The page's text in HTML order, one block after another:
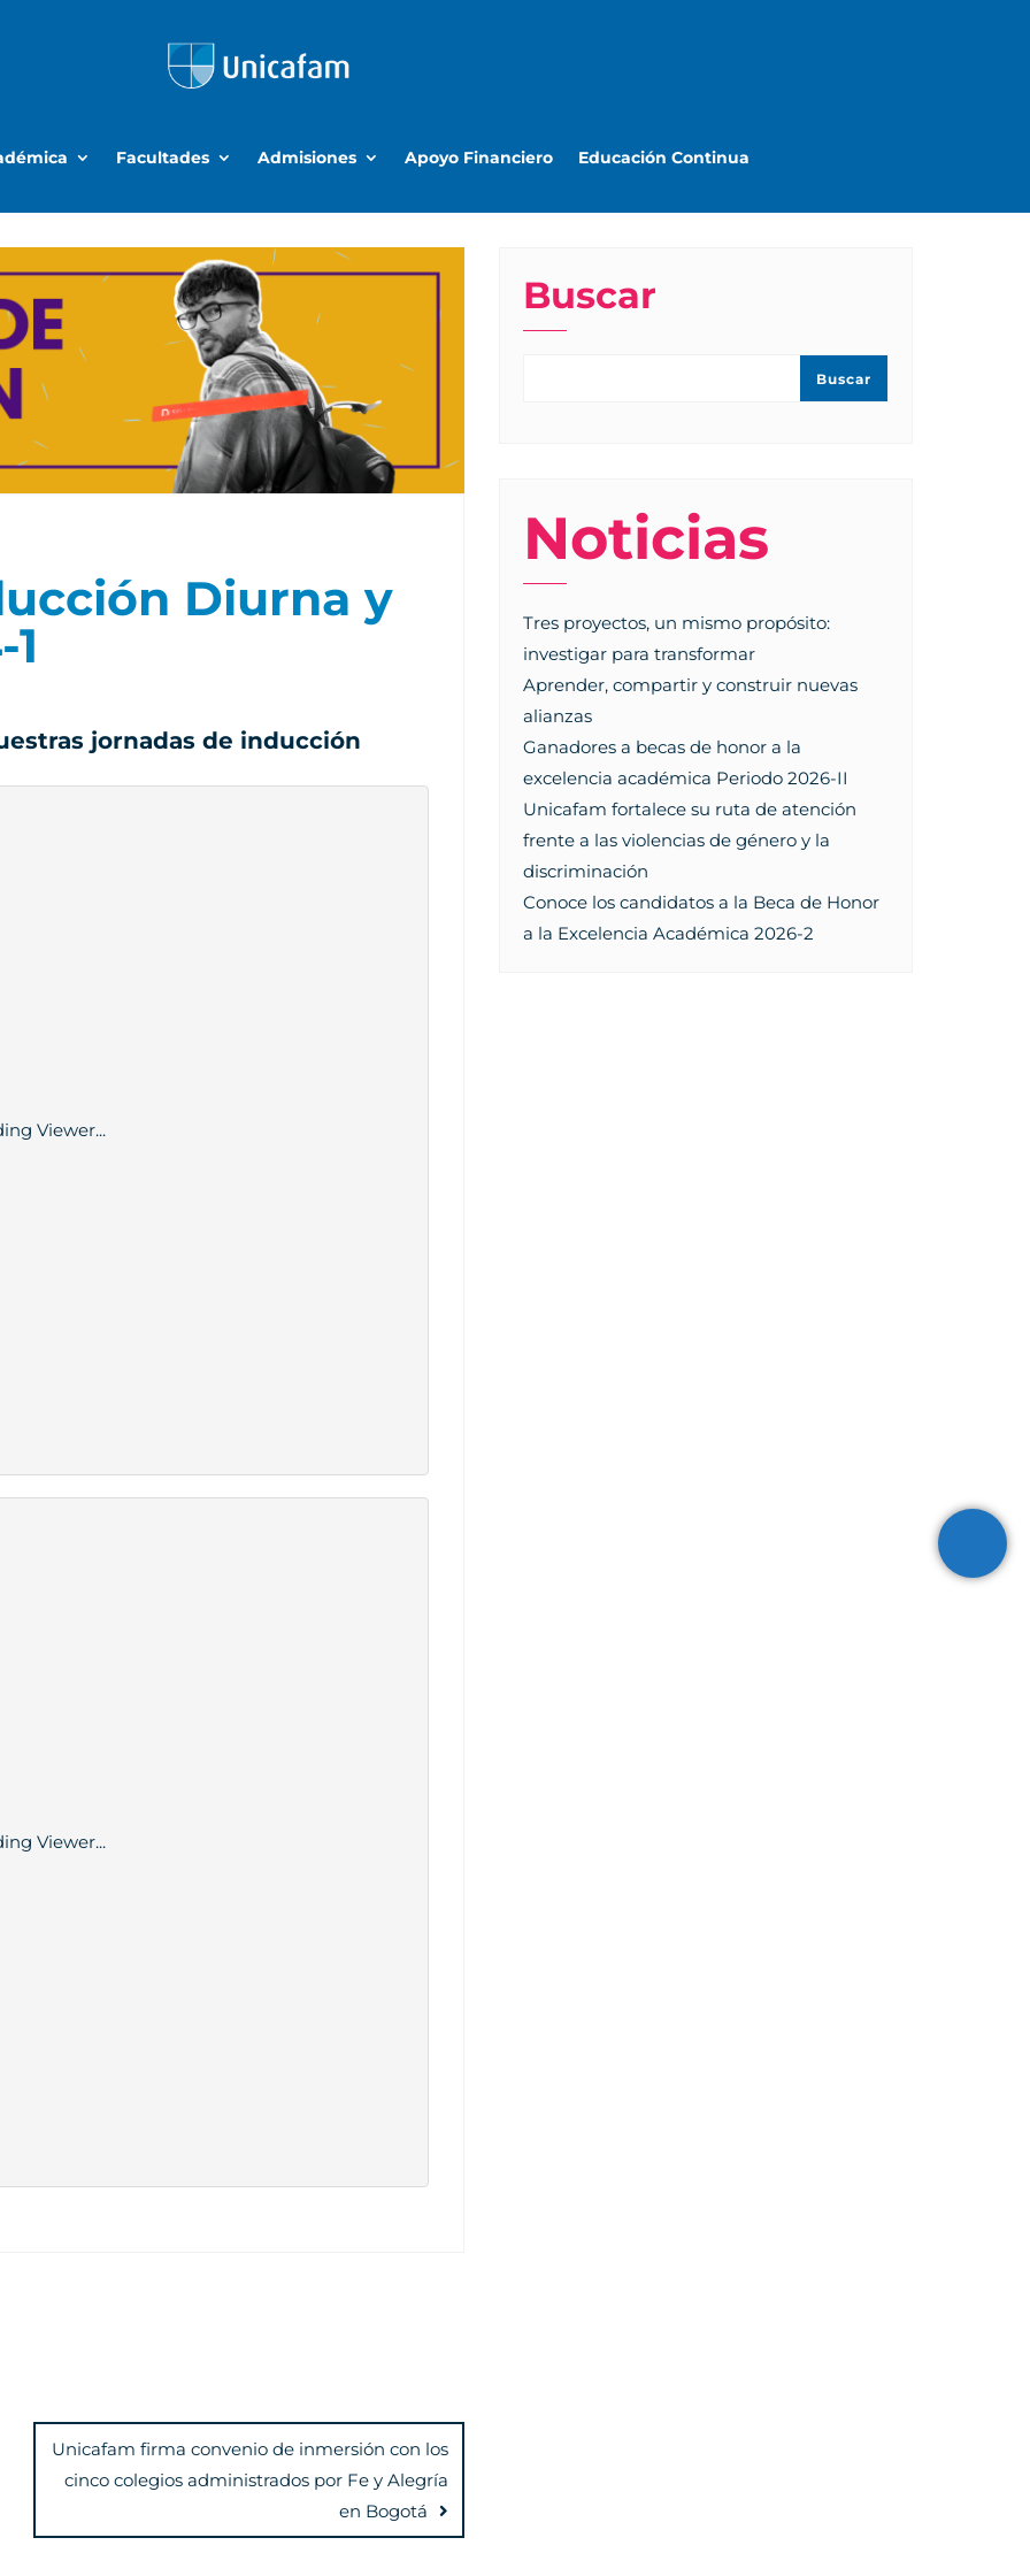
Facultades Admisiones Apoyo Financiero Educación Continua
Diurna y
jornadas de inducción
Viewer...
Viewer...
Unicafam firma convenio de inmersión con los
cinco colegios administrados por Fe y Alegría
en Bogotá
Buscar
Buscar
Noticias
Tres proyectos, un mismo propósito:
investigar para transformar
Aprender, compartir y construir nuevas
alianzas
Ganadores a becas de honor a la
excelencia académica Periodo 2026-II
Unicafam fortalece su ruta de atención
frente a las violencias de género y la
discriminación
Conoce los candidatos a la Beca de Honor
a la Excelencia Académica 2026-2